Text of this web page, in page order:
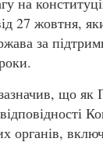
27 жовтня,
за
що як
органів,